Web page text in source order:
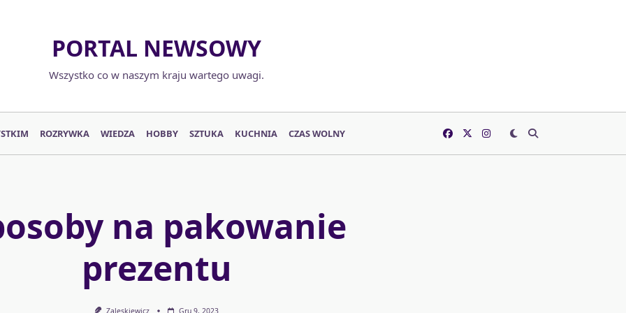
PORTAL NEWSOWY
Wszystko co w naszym kraju wartego uwagi.
ROZRYWKA WIEDZA HOBBY SZTUKA KUCHNIA CZAS WOLNY
na pakowanie
prezentu
Zaleskiewicz Gru 9, 2023